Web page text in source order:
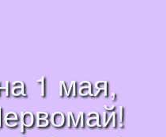
1 мая,